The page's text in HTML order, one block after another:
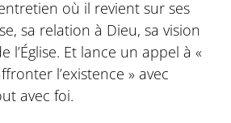
où il revient sur ses
sa relation à Dieu, sa vision
l’Église. Et lance un appel à «
l’existence » avec
avec foi.